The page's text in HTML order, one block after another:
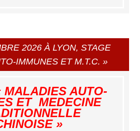
2026 À LYON, STAGE
IMMUNES ET M.T.C. »
MALADIES AUTO-
ET MEDECINE
»